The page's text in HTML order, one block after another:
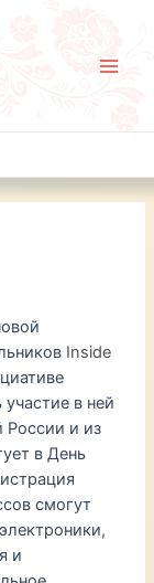
Inside
в ней
России и из
в День
смогут
и